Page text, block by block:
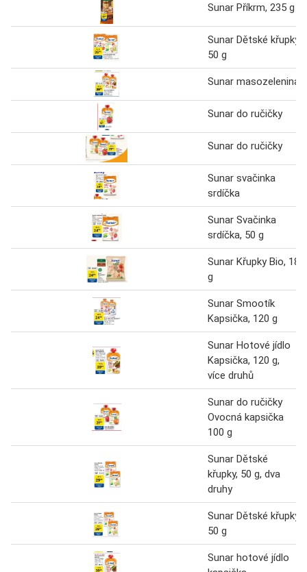
Sunar Příkrm, 235 g
Sunar Dětské křupky
50 g
Sunar masozelenina
Sunar do ručičky
Sunar do ručičky
Sunar svačinka
srdíčka
Sunar Svačinka
srdíčka, 50 g
Sunar Křupky Bio, 18
g
Sunar Smootík
Kapsička, 120 g
Sunar Hotové jídlo
Kapsička, 120 g,
více druhů
Sunar do ručičky
Ovocná kapsička
100 g
Sunar Dětské
křupky, 50 g, dva
druhy
Sunar Dětské křupky
50 g
Sunar hotové jídlo